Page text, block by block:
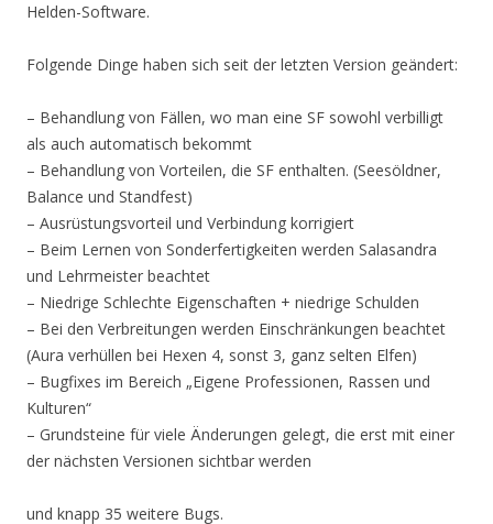
Helden-Software.
Folgende Dinge haben sich seit der letzten Version geändert:
– Behandlung von Fällen, wo man eine SF sowohl verbilligt
als auch automatisch bekommt
– Behandlung von Vorteilen, die SF enthalten. (Seesöldner,
Balance und Standfest)
– Ausrüstungsvorteil und Verbindung korrigiert
– Beim Lernen von Sonderfertigkeiten werden Salasandra
und Lehrmeister beachtet
– Niedrige Schlechte Eigenschaften + niedrige Schulden
– Bei den Verbreitungen werden Einschränkungen beachtet
(Aura verhüllen bei Hexen 4, sonst 3, ganz selten Elfen)
– Bugfixes im Bereich „Eigene Professionen, Rassen und
Kulturen“
– Grundsteine für viele Änderungen gelegt, die erst mit einer
der nächsten Versionen sichtbar werden
und knapp 35 weitere Bugs.